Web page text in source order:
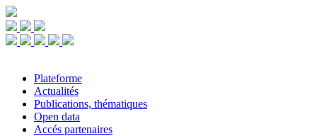
Plateforme
Actualités
Publications, thématiques
Open data
Accés partenaires